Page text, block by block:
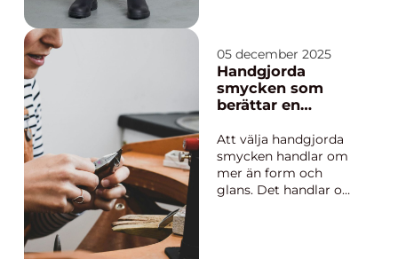
När fler kvinnor
arbetar ...
05 december 2025
Handgjorda
smycken som
berättar en
Att välja handgjorda
smycken handlar om
mer än form och
glans. Det handlar om